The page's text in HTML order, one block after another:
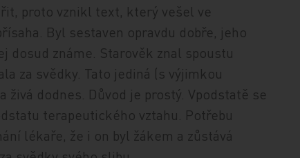
proto vznikl text, který vešel ve
Byl sestaven opravdu dobře, jeho
známe. Starověk znal spoustu
za svědky. Tato jediná (s výjimkou
dodnes. Důvod je prostý. Vpodstatě se
terapeutického vztahu. Potřebu
lékaře, že i on byl žákem a zůstává